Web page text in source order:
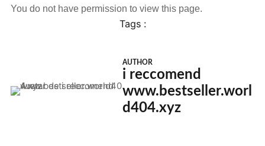
You do not have permission to view this page.
Tags :
AUTHOR
i reccomend
www.bestseller.worl
d404.xyz